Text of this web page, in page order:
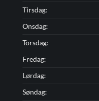
Tirsdag:
Onsdag:
Torsdag:
Fredag:
Lørdag:
Søndag: